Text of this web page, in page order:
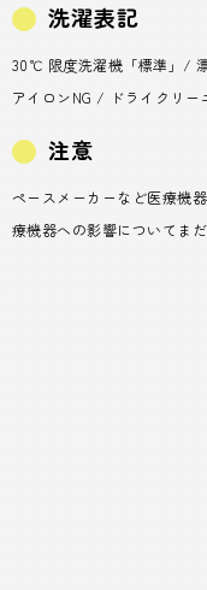
洗濯表記
30℃ 限度洗濯機「標準」/
アイロンNG / ドライクリー
注意
ペースメーカーなど医療機
療機器への影響についてま